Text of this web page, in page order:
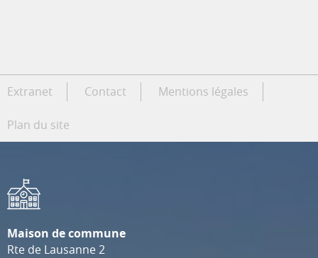
Extranet Contact Mentions légales
Plan du site
Maison de commune
Rte de Lausanne 2